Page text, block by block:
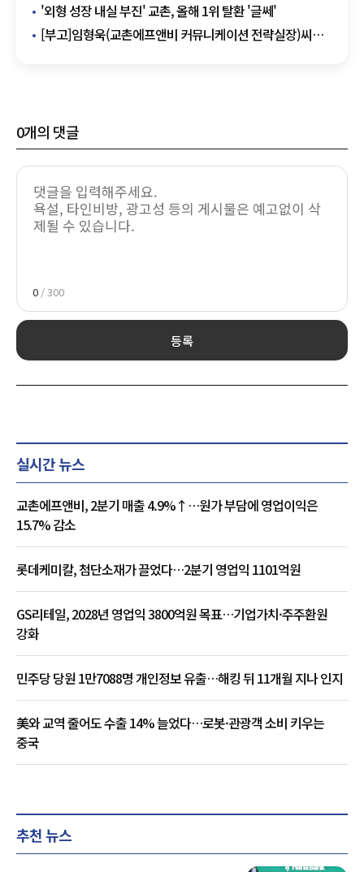
'외형 성장 내실 부진' 교촌, 올해 1위 탈환 '글쎄'
[부고]임형욱(교촌에프앤비 커뮤니케이션 전략실장)씨
0개의 댓글
0 / 300
등록
실시간 뉴스
교촌에프앤비, 2분기 매출 4.9%↑…원가 부담에 영업이익은
15.7% 감소
롯데케미칼, 첨단소재가 끌었다…2분기 영업익 1101억원
GS리테일, 2028년 영업익 3800억원 목표…기업가치·주주환원
강화
민주당 당원 1만7088명 개인정보 유출…해킹 뒤 11개월 지나 인지
美와 교역 줄어도 수출 14% 늘었다…로봇·관광객 소비 키우는
중국
추천 뉴스